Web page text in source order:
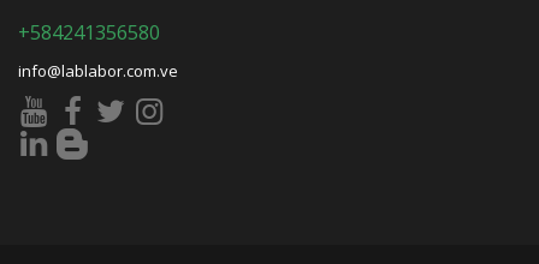
+584241356580
info@lablabor.com.ve